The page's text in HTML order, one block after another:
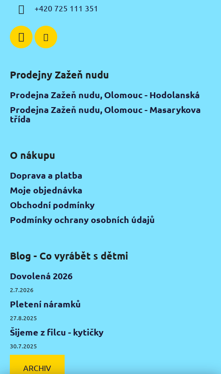
+420 725 111 351
Prodejny Zažeň nudu
Prodejna Zažeň nudu, Olomouc - Hodolanská
Prodejna Zažeň nudu, Olomouc - Masarykova
třída
O nákupu
Doprava a platba
Moje objednávka
Obchodní podmínky
Podmínky ochrany osobních údajů
Blog - Co vyrábět s dětmi
Dovolená 2026
2.7.2026
Pletení náramků
27.8.2025
Šijeme z filcu - kytičky
30.7.2025
ARCHIV